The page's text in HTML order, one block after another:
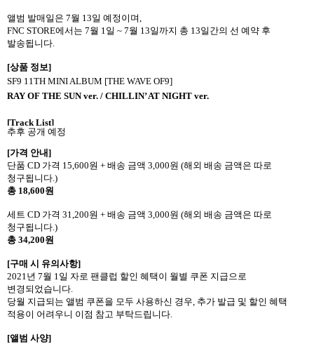
앨범 발매일은 7월 13일 예정이며,
FNC STORE에서는 7월 1일 ~ 7월 13일까지 총 13일간의 선 예약 후
발송됩니다.
[상품 정보]
SF9 11TH MINI ALBUM [THE WAVE OF9]
RAY OF THE SUN ver. / CHILLIN’ AT NIGHT ver.
[Track List]
추후 공개 예정
[가격 안내]
단품 CD 가격 15,600원 + 배송 금액 3,000원 (해외 배송 금액은 따로
청구됩니다.)
총 18,600원
세트 CD 가격 31,200원 + 배송 금액 3,000원 (해외 배송 금액은 따로
청구됩니다.)
총 34,200원
[구매 시 유의사항]
2021년 7월 1일 자로 팬클럽 할인 혜택이 월별 쿠폰 지급으로
변경되었습니다.
당월 지급되는 앨범 쿠폰을 모두 사용하신 경우, 추가 발급 및 할인 혜택
적용이 어려우니 이점 참고 부탁드립니다.
[앨범 사양]